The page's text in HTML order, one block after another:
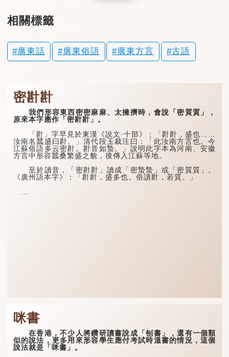
相關標籤
廣東話 廣東俗語 廣東方言 古語
密卙卙
我們形容東西密密麻麻、太擁擠時，會說「密質質」，
原來本字應作「密卙卙」。
「卙」字早見於東漢《說文·十部》：「卙卙，盛也……
汝南名蠶盛曰卙。」清代段玉裁注曰：「此汝南方言也。今
江蘇俗語多云密卙。卙音如蟄。」說明此字本為河南、安徽
方言中形容蠶桑繁盛之貌，後傳入江蘇等地。
至於讀音，「密卙卙」讀成「密蟄蟄」或「密質質」。
《廣州語本字》：「卙卙，盛多也。俗讀卙，若質。」
咪書
在香港，不少人將鑽研讀書說成「刨書」，還有一個類
似的說法，更多用來形容學生應付考試時溫書的情況，這個
說法就是「咪書」。